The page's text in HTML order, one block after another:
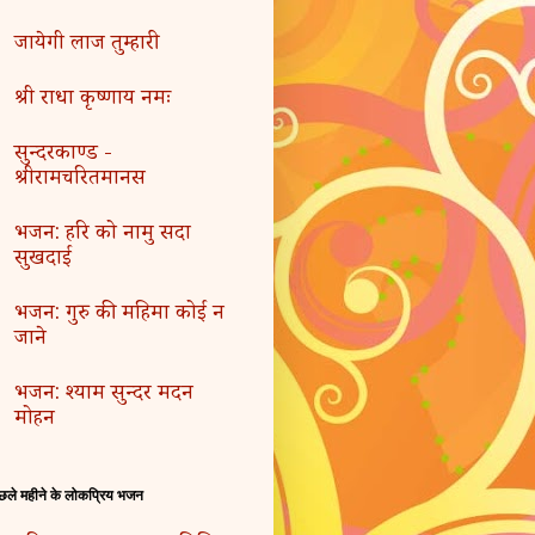
जायेगी लाज तुम्हारी
श्री राधा कृष्णाय नमः
सुन्दरकाण्ड -
श्रीरामचरितमानस
भजन: हरि को नामु सदा
सुखदाई
भजन: गुरु की महिमा कोई न
जाने
भजन: श्याम सुन्दर मदन
मोहन
महीने के लोकप्रिय भजन